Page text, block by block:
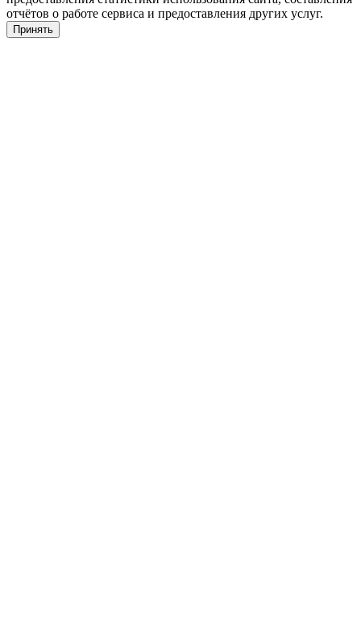
отчётов о работе сервиса и предоставления других услуг.
Принять